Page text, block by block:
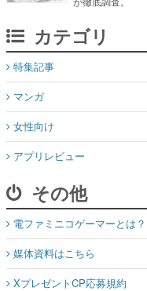
カテゴリ
特集記事
マンガ
女性向け
アプリレビュー
その他
電ファミニコゲーマーとは？
媒体資料はこちら
XプレゼントCP応募規約